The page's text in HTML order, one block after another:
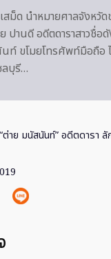
สม็ด นำหมายศาลจังหวั
านดี อดีตดาราสาวชื่อ
ขโมยโทรศัพท์มือถือ
ลบุรี…
ต่าย มนัสนันท์” อดีตดารา ลั